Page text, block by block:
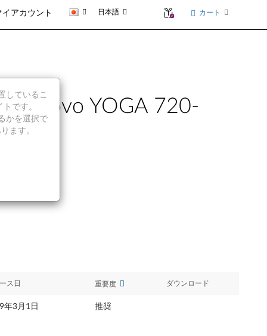
イアカウント 日本語 カート
Lenovo YOGA 720-
ス日 重要度 ダウンロード
年3月1日 推奨
しているこ
です。
かを選択で
ます。